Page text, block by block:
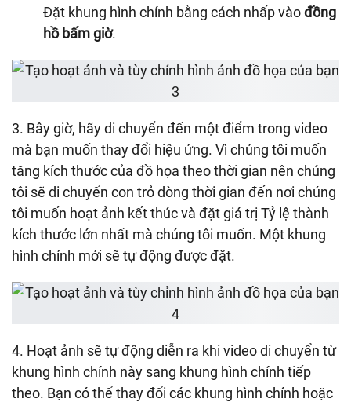
Đặt khung hình chính bằng cách nhấp vàođồng
hồ bấm giờ.
3. Bây giờ, hãy di chuyển đến một điểm trong video
mà bạn muốn thay đổi hiệu ứng. Vì chúng tôi muốn
tăng kích thước của đồ họa theo thời gian nên chúng
tôi sẽ di chuyển con trỏ dòng thời gian đến nơi chúng
tôi muốn hoạt ảnh kết thúc và đặt giá trị Tỷ lệ thành
kích thước lớn nhất mà chúng tôi muốn. Một khung
hình chính mới sẽ tự động được đặt.
4. Hoạt ảnh sẽ tự động diễn ra khi video di chuyển từ
khung hình chính này sang khung hình chính tiếp
theo. Bạn có thể thay đổi các khung hình chính hoặc